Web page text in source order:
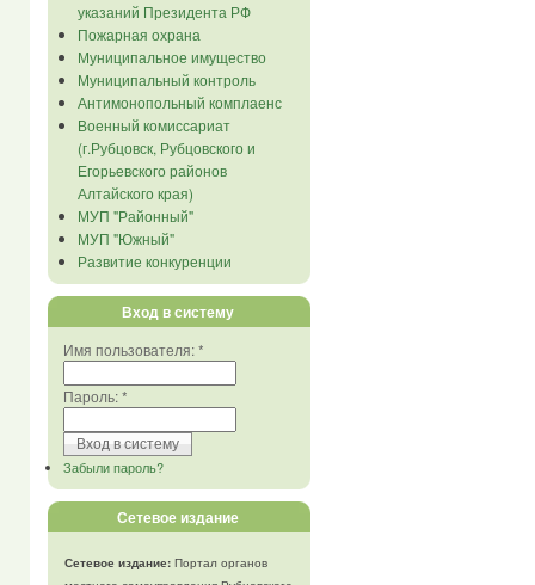
указаний Президента РФ
Пожарная охрана
Муниципальное имущество
Муниципальный контроль
Антимонопольный комплаенс
Военный комиссариат
(г.Рубцовск, Рубцовского и
Егорьевского районов
Алтайского края)
МУП "Районный"
МУП "Южный"
Развитие конкуренции
Вход в систему
Имя пользователя:*
Пароль:*
Забыли пароль?
Сетевое издание
Сетевое издание:Портал органов